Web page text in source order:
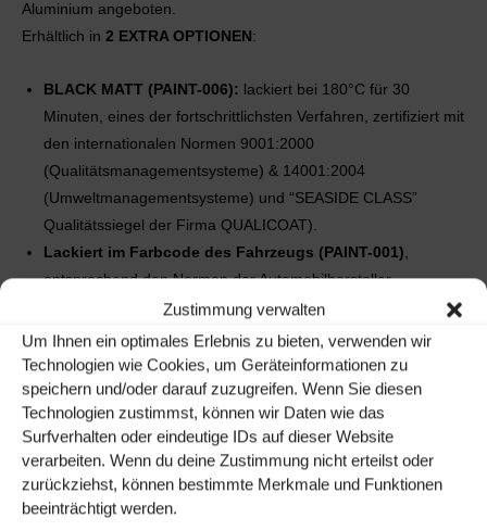
Zustimmung verwalten
Um Ihnen ein optimales Erlebnis zu bieten, verwenden wir
Technologien wie Cookies, um Geräteinformationen zu
speichern und/oder darauf zuzugreifen. Wenn Sie diesen
Technologien zustimmst, können wir Daten wie das
Surfverhalten oder eindeutige IDs auf dieser Website
verarbeiten. Wenn du deine Zustimmung nicht erteilst oder
zurückziehst, können bestimmte Merkmale und Funktionen
beeinträchtigt werden.
Aluminium angeboten.
Erhältlich in 2 EXTRA OPTIONEN :
BLACK MATT (PAINT-006):
lackiert bei 180°C für 30
Minuten, eines der fortschrittlichsten Verfahren, zertifiziert mit
den internationalen Normen 9001:2000
(Qualitätsmanagementsysteme) & 14001:2004
(Umweltmanagementsysteme) und “SEASIDE CLASS”
Qualitätssiegel der Firma QUALICOAT).
Lackiert im Farbcode des Fahrzeugs (PAINT-001),
entsprechend den Normen der Automobilhersteller.